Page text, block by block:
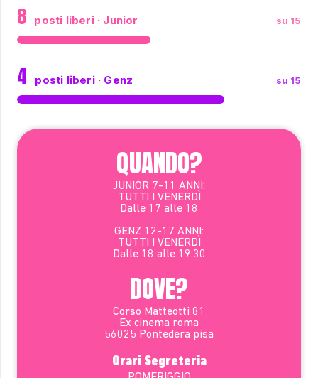
8 posti liberi · Junior su 15
4 posti liberi · Genz su 15
QUANDO?
JUNIOR 7-11 ANNI:
TUTTI I VENERDÌ
Dalle 17 alle 18
GENZ 12-17 ANNI:
TUTTI I VENERDÌ
Dalle 18 alle 19:30
DOVE?
Corso Matteotti 81
Ex cinema roma
56025 Pontedera pisa
Orari Segreteria